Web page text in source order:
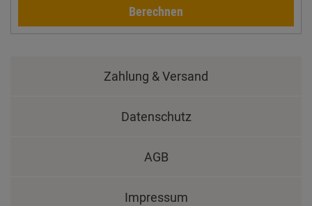
Berechnen
Zahlung & Versand
Datenschutz
AGB
Impressum